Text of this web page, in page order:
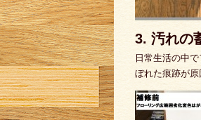
3. 汚れの
日常生活の中
ぼれた痕跡が原